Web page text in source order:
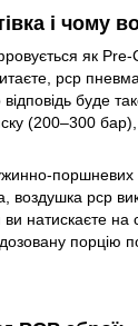
і чому
як Pre-
pcp
буде
(200–300 бар),
воздушка pcp
натискаєте на
порцію